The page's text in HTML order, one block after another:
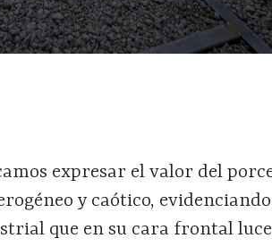
expresar el valor del
y caótico,
que en su cara frontal